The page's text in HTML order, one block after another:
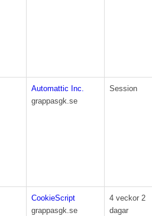
Automattic Inc.
grappasgk.se
Session
CookieScript
grappasgk.se
4 veckor 2
dagar